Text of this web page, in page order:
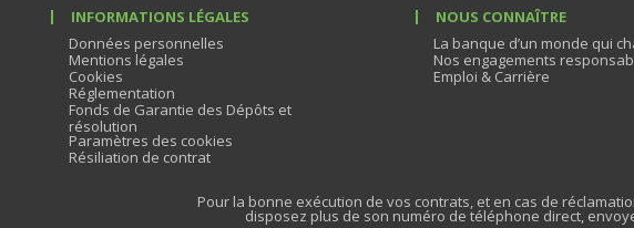
INFORMATIONS LÉGALES
Données personnelles
Mentions légales
Cookies
Réglementation
Fonds de Garantie des Dépôts et
résolution
Paramètres des cookies
Résiliation de contrat
NOUS CONNAÎTRE
La banque d’un monde qui
Nos engagements
Emploi & Carrière
Pour la bonne exécution de vos contrats, et en cas de
disposez plus de son numéro de téléphone direct,